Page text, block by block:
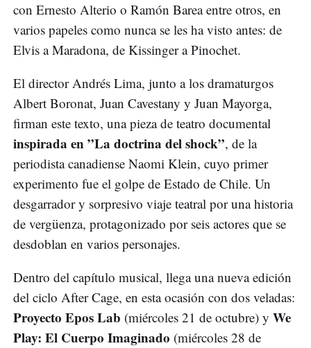
con Ernesto Alterio o Ramón Barea entre otros, en
varios papeles como nunca se les ha visto antes: de
Elvis a Maradona, de Kissinger a Pinochet.
El director Andrés Lima, junto a los dramaturgos
Albert Boronat, Juan Cavestany y Juan Mayorga,
firman este texto, una pieza de teatro documental
inspirada en ”La doctrina del shock”, de la
periodista canadiense Naomi Klein, cuyo primer
experimento fue el golpe de Estado de Chile. Un
desgarrador y sorpresivo viaje teatral por una historia
de vergüenza, protagonizado por seis actores que se
desdoblan en varios personajes.
Dentro del capítulo musical, llega una nueva edición
del ciclo After Cage, en esta ocasión con dos veladas:
Proyecto Epos Lab (miércoles 21 de octubre) y We
Play: El Cuerpo Imaginado (miércoles 28 de